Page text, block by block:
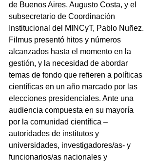
de Buenos Aires, Augusto Costa, y el
subsecretario de Coordinación
Institucional del MINCyT, Pablo Nuñez.
Filmus presentó hitos y números
alcanzados hasta el momento en la
gestión, y la necesidad de abordar
temas de fondo que refieren a políticas
científicas en un año marcado por las
elecciones presidenciales. Ante una
audiencia compuesta en su mayoría
por la comunidad científica –
autoridades de institutos y
universidades, investigadores/as- y
funcionarios/as nacionales y